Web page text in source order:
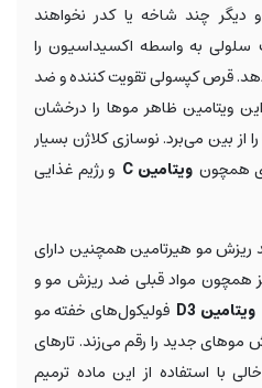
و دیگر چند شاخه یا کدر نخواهند
سلولی به واسطه اکسیداسیون را
قرص کپسولی تقویت کننده و ضد
ویتامین ظاهر موها را درخشان
از بین می‌برد. نوسازی کلاژن بسیار
همچونویتامین C
و رژیم غذایی
مو هیرتامین همچنین دارای
همچون مواد قبلی ضد ریزش مو و
ویتامین D3
فولیکول‌های خفته مو
موهای جدید را رقم می‌زند. تارهای
با استفاده از این ماده ترمیم